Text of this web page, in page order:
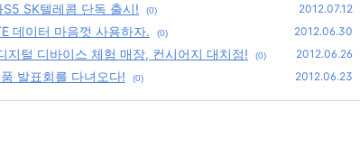
SK텔레콤 단독 출시! (0) 2012.07.12
데이터 마음껏 사용하자. (0) 2012.06.30
털 디바이스 체험 매장, 컨시어지 대치점! (0) 2012.06.26
발표회를 다녀오다! (0) 2012.06.23